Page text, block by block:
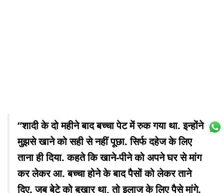
“शादी के दो महीने बाद बच्चा पेट में रुक गया था. इन्होंने
मुझसे खाने को सही से नहीं पूछा. सिर्फ दहेज के लिए
ताना ही दिया. कहते कि खाने-पीने को अपने घर से मांग
कर लेकर आ. बच्चा होने के बाद पैसों को लेकर ताने
दिए. जब बेटे को बुखार था, तो इलाज के लिए पैसे मांगे.